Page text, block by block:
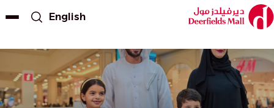
English